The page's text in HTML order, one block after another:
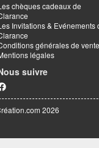
chèques cadeaux de
Invitations & Evénements
générales de vente
légales
suivre
2026